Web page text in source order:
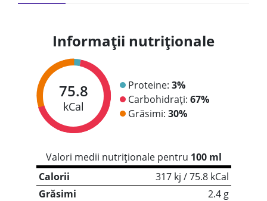
Informații nutriționale
75.8
kCal
Proteine: 3%
Carbohidrați: 67%
Grăsimi: 30%
Valori medii nutriționale pentru 100 ml
Calorii
317 kj / 75.8 kCal
Grăsimi
2.4 g